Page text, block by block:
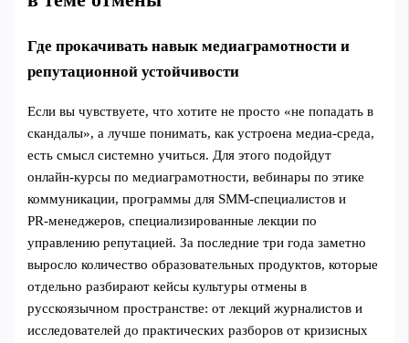
Где прокачивать навык медиаграмотности и
репутационной устойчивости
Если вы чувствуете, что хотите не просто «не попадать в
скандалы», а лучше понимать, как устроена медиа-среда,
есть смысл системно учиться. Для этого подойдут
онлайн‑курсы по медиаграмотности, вебинары по этике
коммуникации, программы для SMM‑специалистов и
PR‑менеджеров, специализированные лекции по
управлению репутацией. За последние три года заметно
выросло количество образовательных продуктов, которые
отдельно разбирают кейсы культуры отмены в
русскоязычном пространстве: от лекций журналистов и
исследователей до практических разборов от кризисных